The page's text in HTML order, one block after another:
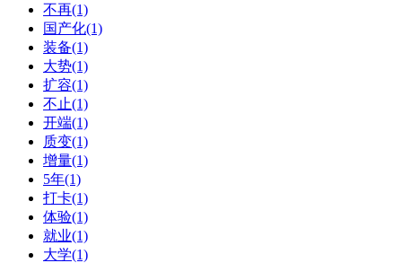
不再(1)
国产化(1)
装备(1)
大势(1)
扩容(1)
不止(1)
开端(1)
质变(1)
增量(1)
5年(1)
打卡(1)
体验(1)
就业(1)
大学(1)